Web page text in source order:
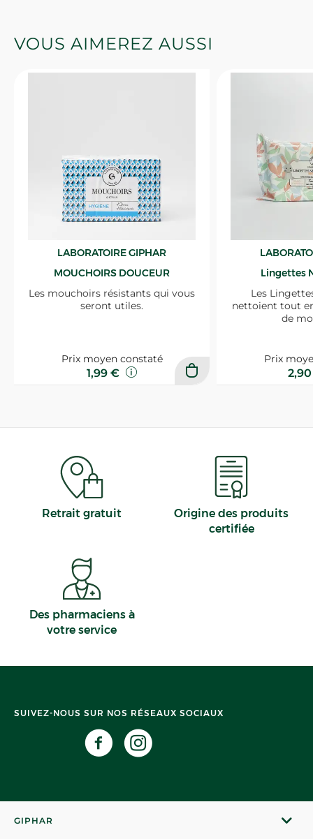
VOUS AIMEREZ AUSSI
LABORATOIRE GIPHAR
MOUCHOIRS DOUCEUR
Les mouchoirs résistants qui vous
seront utiles.
Prix moyen constaté
1,99 €
Lingettes
Les
nettoient tout
de
Prix
Retrait gratuit
Origine des produits
certifiée
Des pharmaciens à
votre service
SUIVEZ-NOUS SUR NOS RÉSEAUX SOCIAUX
GIPHAR